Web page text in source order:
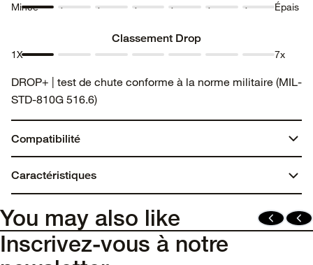
Mince
Épaisseur
Épaisseur
Épais
Classement Drop
1X
ClassementClassementClassementClassementClassementClassementClassement
7x
DROP+ | test de chute conforme à la norme militaire (MIL-
STD-810G 516.6)
Compatibilité
Caractéristiques
Fabriqué avec plus de 50 % de plastique recyclé
You may also like
Inscrivez-vous à notre